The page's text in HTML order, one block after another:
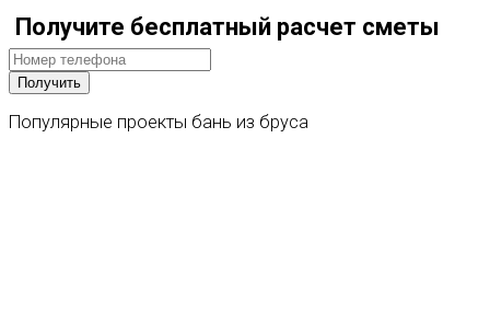
Получите бесплатный расчет сметы
Популярные проекты бань из бруса